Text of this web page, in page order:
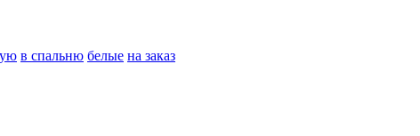
в спальню белые на заказ